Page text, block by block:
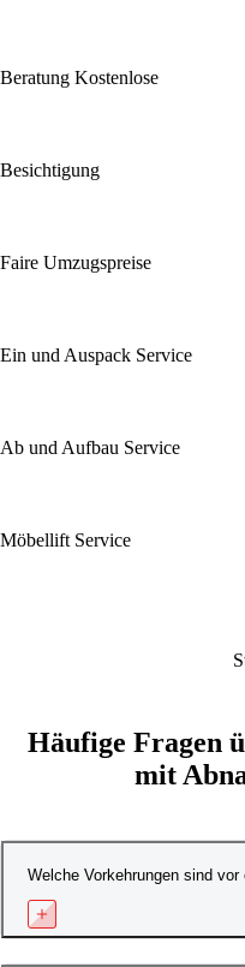
Beratung Kostenlose
Besichtigung
Faire Umzugspreise
Ein und Auspack Service
Ab und Aufbau Service
Möbellift Service
Häufige Fragen
mit
Welche Vorkehrungen sind